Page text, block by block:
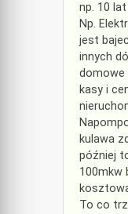
np. 10
Np.
jest
innych
domowe
kasy i
kulawa
później
100mkw
To co